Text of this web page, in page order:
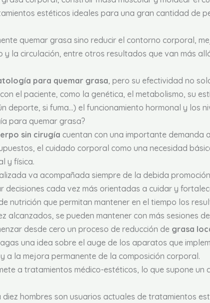
estéticos ideales para una gran cantidad de
quemar grasa sino reducir el contorno corporal,
la circulación, entre otros resultados que van más
para quemar grasa, pero su efectividad no
el paciente, como la genética, el metabolismo, su
deporte, si fuma…) el funcionamiento hormonal y los
para quemar grasa?
sin cirugía cuentan con una importante demanda
el cuidado corporal como una necesidad
y física.
va acompañada siempre de la debida
decisiones cada vez más orientadas a cuidar y
nutrición que permitan mantener en el tiempo los
se pueden mantener con más sesiones
desde cero un proceso de reducción de grasa
una idea sobre el auge de los aparatos que
la mejora permanente de la composición corporal.
a tratamientos médico-estéticos, lo que supone un
hombres son usuarios actuales de tratamientos